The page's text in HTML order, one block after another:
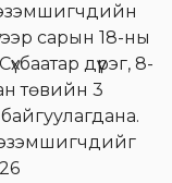
сарын 18-ны
дүүрэг, 8-
төвийн 3